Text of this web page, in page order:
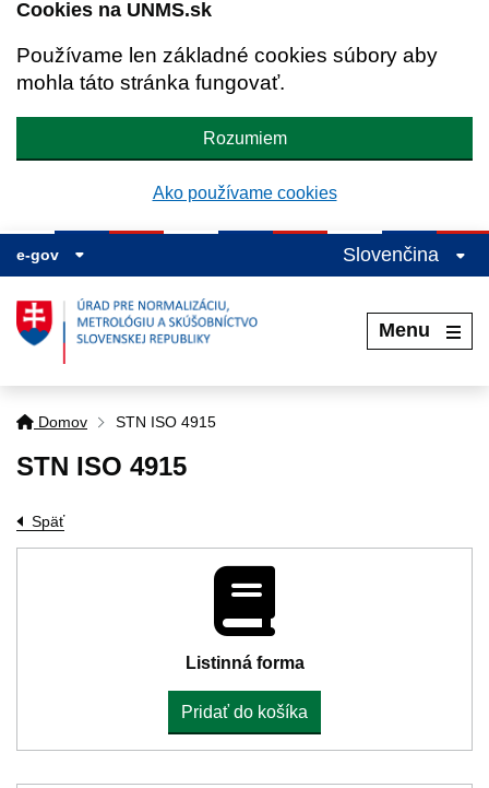
Cookies na UNMS.sk
Používame len základné cookies súbory aby
mohla táto stránka fungovať.
Rozumiem
Ako používame cookies
e-gov Slovenčina
Menu
Domov STN ISO 4915
STN ISO 4915
Späť
Listinná forma
Pridať do košíka